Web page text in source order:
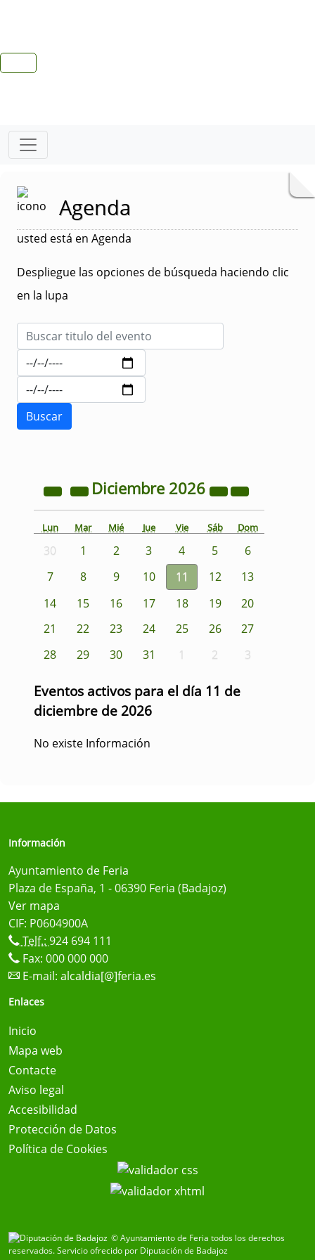
Agenda
usted está en Agenda
Despliegue las opciones de búsqueda haciendo clic
en la lupa
Diciembre 2026
Lun Mar Mié Jue Vie Sáb Dom
30 1 2 3 4 5
6
7
8 9 10 11 12
13
14
15 16 17 18 19
20
21
22 23 24 25 26
27
28
29 30 31 1 2 3
Eventos activos para el día 11 de
diciembre de 2026
No existe Información
Información
Ayuntamiento de Feria
Plaza de España, 1 - 06390 Feria (Badajoz)
Ver mapa
CIF: P0604900A
Telf.: 924 694 111
Fax: 000 000 000
E-mail: alcaldia[@]feria.es
Enlaces
Inicio
Mapa web
Contacte
Aviso legal
Accesibilidad
Protección de Datos
Política de Cookies
© Ayuntamiento de Feria todos los derechos
reservados.Servicio ofrecido por Diputación de Badajoz